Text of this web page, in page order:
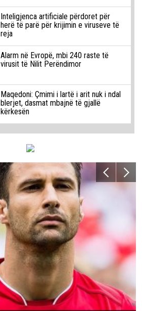
Inteligjenca artificiale përdoret për
herë të parë për krijimin e viruseve të
reja
Alarm në Evropë, mbi 240 raste të
virusit të Nilit Perëndimor
Maqedoni: Çmimi i lartë i arit nuk i ndal
blerjet, dasmat mbajnë të gjallë
kërkesën